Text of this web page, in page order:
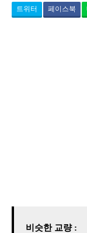
트위터 페이스북
비슷한 교량 :